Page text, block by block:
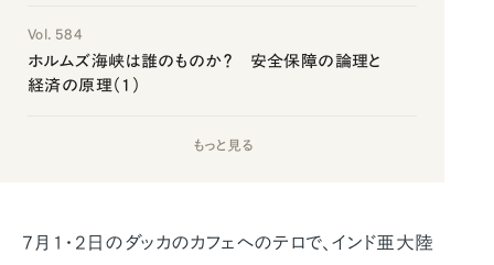
Vol. 584
ホルムズ海峡は誰のものか？ 安全保障の論理と
経済の原理（1）
もっと見る
7月1・2日のダッカのカフェへのテロで、インド亜大陸